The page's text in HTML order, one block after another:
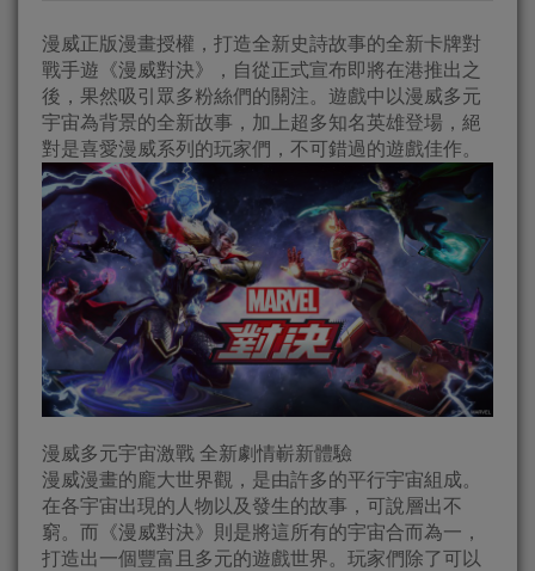
漫威正版漫畫授權，打造全新史詩故事的全新卡牌對
戰手遊《漫威對決》，自從正式宣布即將在港推出之
後，果然吸引眾多粉絲們的關注。遊戲中以漫威多元
宇宙為背景的全新故事，加上超多知名英雄登場，絕
對是喜愛漫威系列的玩家們，不可錯過的遊戲佳作。
漫威多元宇宙激戰 全新劇情嶄新體驗
漫威漫畫的龐大世界觀，是由許多的平行宇宙組成。
在各宇宙出現的人物以及發生的故事，可說層出不
窮。而《漫威對決》則是將這所有的宇宙合而為一，
打造出一個豐富且多元的遊戲世界。玩家們除了可以